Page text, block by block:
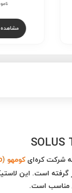
مشاهده محصول
کومهو (Kumho)
گرفته است. این
مناسب است.